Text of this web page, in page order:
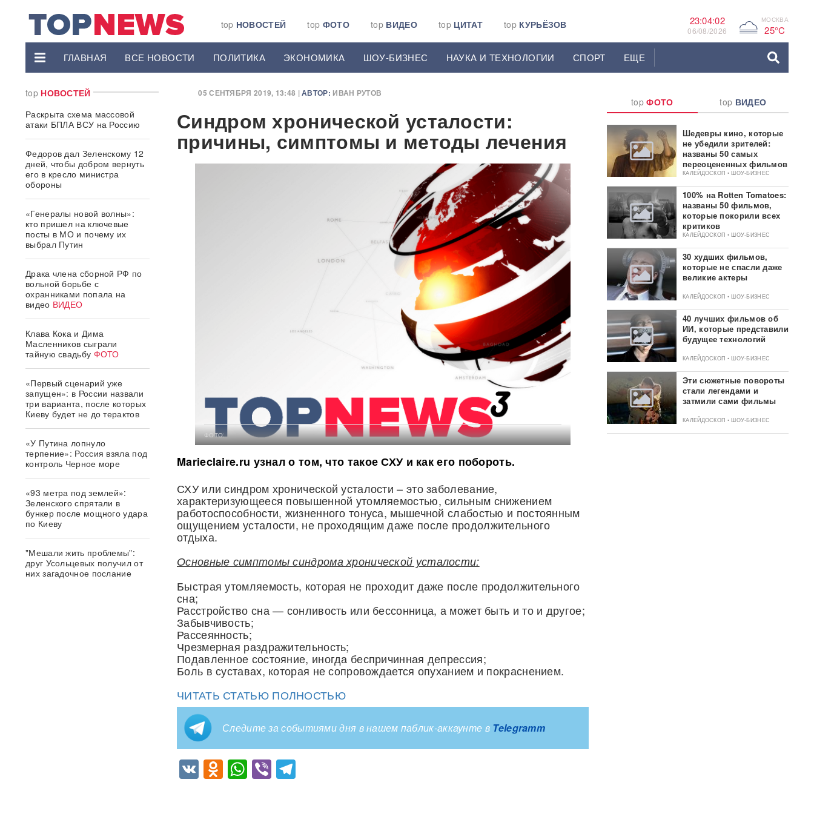
top НОВОСТЕЙ top ФОТО top ВИДЕО top ЦИТАТ top КУРЬЁЗОВ 23:04:03
06/08/2026 G МОСКВА
25°C
ГЛАВНАЯ ВСЕ НОВОСТИ ПОЛИТИКА ЭКОНОМИКА ШОУ-БИЗНЕС НАУКА И ТЕХНОЛОГИИ СПОРТ ЕЩЕ
top НОВОСТЕЙ
Раскрыта схема массовой
атаки БПЛА ВСУ на Россию
Федоров дал Зеленскому 12
дней, чтобы добром вернуть
его в кресло министра
обороны
«Генералы новой волны»:
кто пришел на ключевые
посты в МО и почему их
выбрал Путин
Драка члена сборной РФ по
вольной борьбе с
охранниками попала на
видео ВИДЕО
Клава Кока и Дима
Масленников сыграли
тайную свадьбу ФОТО
«Первый сценарий уже
запущен»: в России назвали
три варианта, после которых
Киеву будет не до терактов
«У Путина лопнуло
терпение»: Россия взяла под
контроль Черное море
«93 метра под землей»:
Зеленского спрятали в
бункер после мощного удара
по Киеву
"Мешали жить проблемы":
друг Усольцевых получил от
них загадочное послание
05 СЕНТЯБРЯ 2019, 13:48 |АВТОР: ИВАН РУТОВ
Синдром хронической усталости:
причины, симптомы и методы лечения
ФОТО:
Marieclaire.ru узнал о том, что такое СХУ и как его побороть.
СХУ или синдром хронической усталости – это заболевание,
характеризующееся повышенной утомляемостью, сильным снижением
работоспособности, жизненного тонуса, мышечной слабостью и постоянным
ощущением усталости, не проходящим даже после продолжительного
отдыха.
Основные симптомы синдрома хронической усталости:
Быстрая утомляемость, которая не проходит даже после продолжительного
сна;
Расстройство сна — сонливость или бессонница, а может быть и то и другое;
Забывчивость;
Рассеянность;
Чрезмерная раздражительность;
Подавленное состояние, иногда беспричинная депрессия;
Боль в суставах, которая не сопровождается опуханием и покраснением.
ЧИТАТЬ СТАТЬЮ ПОЛНОСТЬЮ
Следите за событиями дня в нашем паблик-аккаунте в Telegramm
VKOdnoklassniki
WhatsApp
Viber
topФОТО top ВИДЕО
Шедевры кино, которые
не убедили зрителей:
названы 50 самых
переоцененных фильмов
КАЛЕЙДОСКОП • ШОУ-БИЗНЕС
100% на Rotten Tomatoes:
названы 50 фильмов,
которые покорили всех
критиков
КАЛЕЙДОСКОП • ШОУ-БИЗНЕС
30 худших фильмов,
которые не спасли даже
великие актеры
КАЛЕЙДОСКОП • ШОУ-БИЗНЕС
40 лучших фильмов об
ИИ, которые представили
будущее технологий
КАЛЕЙДОСКОП • ШОУ-БИЗНЕС
Эти сюжетные повороты
стали легендами и
затмили сами фильмы
КАЛЕЙДОСКОП • ШОУ-БИЗНЕС